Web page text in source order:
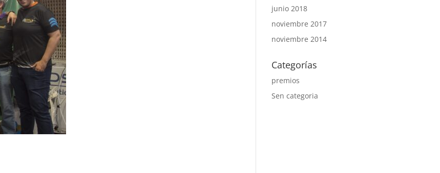
junio 2018
noviembre 2017
noviembre 2014
Categorías
premios
Sen categoria